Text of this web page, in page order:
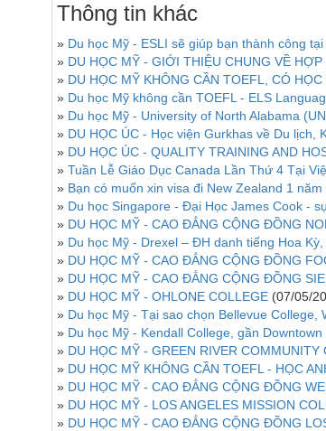
Thông tin khác
» Du học Mỹ - ESLI sẽ giúp bạn thành công tại
» DU HỌC MỸ - GIỚI THIỆU CHUNG VỀ
» DU HỌC MỸ KHÔNG CẦN TOEFL, CÓ
» Du học Mỹ không cần TOEFL - ELS
» Du học Mỹ - University of North Alabama
» DU HỌC ÚC - Học viện Gurkhas về Du lịch,
» DU HỌC ÚC - QUALITY TRAINING AND
» Tuần Lễ Giáo Dục Canada Lần Thứ 4 Tại
» Bạn có muốn xin visa đi New Zealand 1 năm
» Du học Singapore - Đại Học James Cook -
» DU HỌC MỸ - CAO ĐẲNG CỘNG ĐỒNG
» Du học Mỹ - Drexel – ĐH danh tiếng Hoa
» DU HỌC MỸ - CAO ĐẲNG CỘNG ĐỒNG
» DU HỌC MỸ - CAO ĐẲNG CỘNG ĐỒNG
» DU HỌC MỸ - OHLONE COLLEGE (07/05/
» Du học Mỹ - Tại sao chọn Bellevue College,
» Du học Mỹ - Kendall College, gần Downtown
» DU HỌC MỸ - GREEN RIVER COMMUNITY
» DU HỌC MỸ KHÔNG CẦN TOEFL - HỌC
» DU HỌC MỸ - CAO ĐẲNG CỘNG ĐỒNG
» DU HỌC MỸ - LOS ANGELES MISSION
» DU HỌC MỸ - CAO ĐẲNG CỘNG ĐỒNG